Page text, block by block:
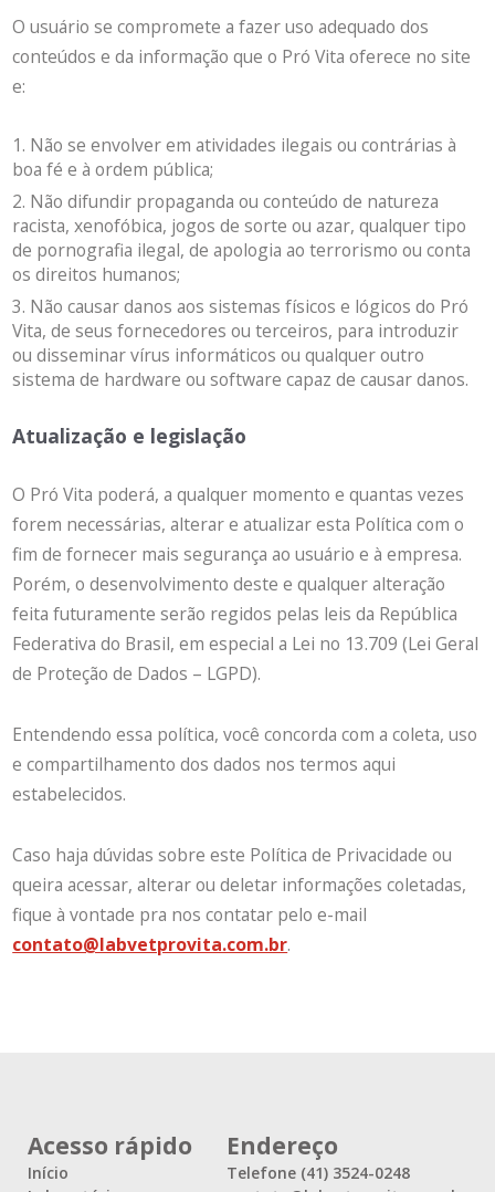
O usuário se compromete a fazer uso adequado dos
conteúdos e da informação que o Pró Vita oferece no site
e:
Não se envolver em atividades ilegais ou contrárias à
boa fé e à ordem pública;
Não difundir propaganda ou conteúdo de natureza
racista, xenofóbica, jogos de sorte ou azar, qualquer tipo
de pornografia ilegal, de apologia ao terrorismo ou conta
os direitos humanos;
Não causar danos aos sistemas físicos e lógicos do Pró
Vita, de seus fornecedores ou terceiros, para introduzir
ou disseminar vírus informáticos ou qualquer outro
sistema de hardware ou software capaz de causar danos.
Atualização e legislação
O Pró Vita poderá, a qualquer momento e quantas vezes
forem necessárias, alterar e atualizar esta Política com o
fim de fornecer mais segurança ao usuário e à empresa.
Porém, o desenvolvimento deste e qualquer alteração
feita futuramente serão regidos pelas leis da República
Federativa do Brasil, em especial a Lei no 13.709 (Lei Geral
de Proteção de Dados – LGPD).
Entendendo essa política, você concorda com a coleta, uso
e compartilhamento dos dados nos termos aqui
estabelecidos.
Caso haja dúvidas sobre este Política de Privacidade ou
queira acessar, alterar ou deletar informações coletadas,
fique à vontade pra nos contatar pelo e-mail
contato@labvetprovita.com.br.
Acesso rápido
Início
Endereço
Telefone (41) 3524-0248